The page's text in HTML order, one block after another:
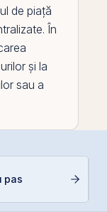
de piață
În
și la
sau a
pas